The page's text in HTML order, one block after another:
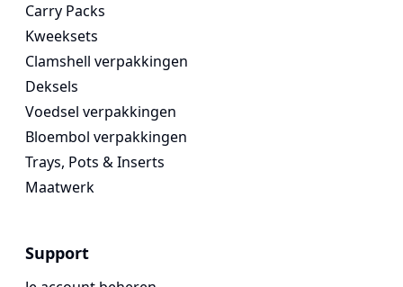
Carry Packs
Kweeksets
Clamshell verpakkingen
Deksels
Voedsel verpakkingen
Bloembol verpakkingen
Trays, Pots & Inserts
Maatwerk
Support